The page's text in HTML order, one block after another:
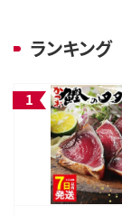
ランキング